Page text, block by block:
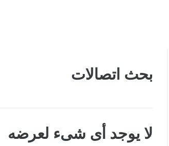
بحث اتصالات
لا يوجد أى شىء لعرضه